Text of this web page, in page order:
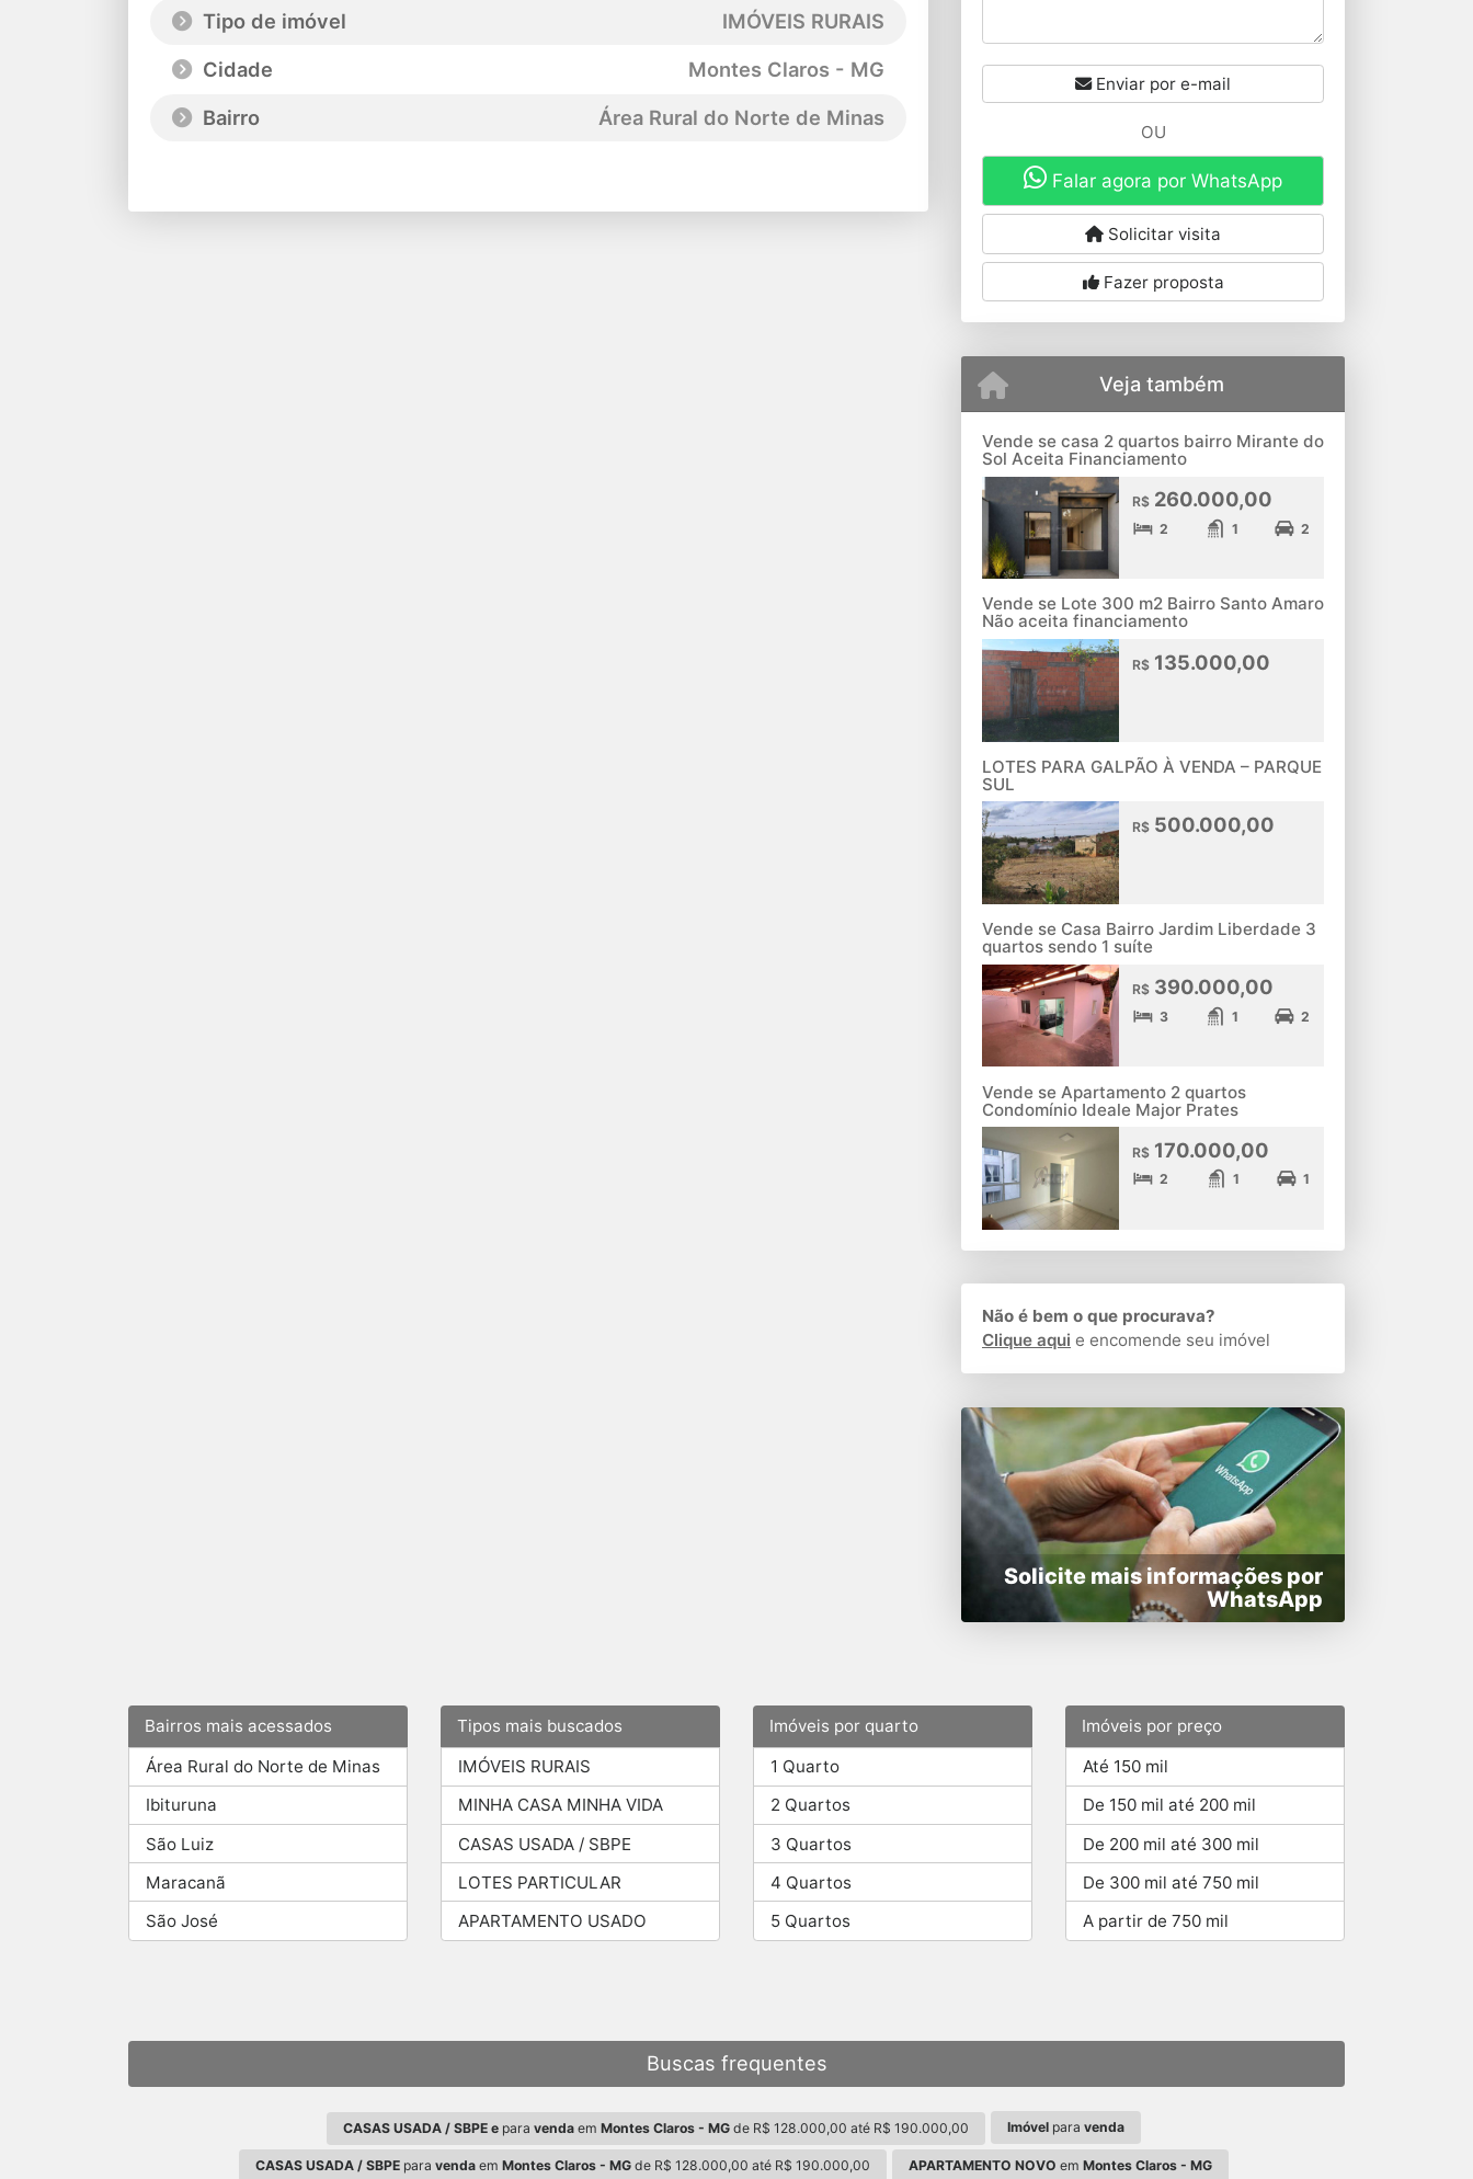
Tipo de imóvel
IMÓVEIS RURAIS
Cidade
Montes Claros - MG
Bairro
Área Rural do Norte de Minas
Enviar por e-mail
OU
Falar agora por WhatsApp
Solicitar visita
Fazer proposta
Veja também
Vende se casa 2 quartos bairro Mirante do
Sol Aceita Financiamento
R$260.000,00
2 1 2
Vende se Lote 300 m2 Bairro Santo Amaro
Não aceita financiamento
R$135.000,00
LOTES PARA GALPÃO À VENDA – PARQUE
SUL
R$500.000,00
Vende se Casa Bairro Jardim Liberdade 3
quartos sendo 1 suíte
R$390.000,00
3 1 2
Vende se Apartamento 2 quartos
Condomínio Ideale Major Prates
R$170.000,00
2 1 1
Não é bem o que procurava?
Clique aqui e encomende seu imóvel
Solicite mais informações por
WhatsApp
Bairros mais acessados
Área Rural do Norte de Minas
Ibituruna
São Luiz
Maracanã
São José
Tipos mais buscados
IMÓVEIS RURAIS
MINHA CASA MINHA VIDA
CASAS USADA / SBPE
LOTES PARTICULAR
APARTAMENTO USADO
Imóveis por quarto
1 Quarto
2 Quartos
3 Quartos
4 Quartos
5 Quartos
Imóveis por preço
Até 150 mil
De 150 mil até 200 mil
De 200 mil até 300 mil
De 300 mil até 750 mil
A partir de 750 mil
Buscas frequentes
CASAS USADA / SBPE e para vendaem Montes Claros - MGde R$ 128.000,00 até R$ 190.000,00 Imóvel paravenda
CASAS USADA / SBPEpara vendaem Montes Claros - MGde R$ 128.000,00 até R$ 190.000,00 APARTAMENTO NOVO emMontes Claros - MG